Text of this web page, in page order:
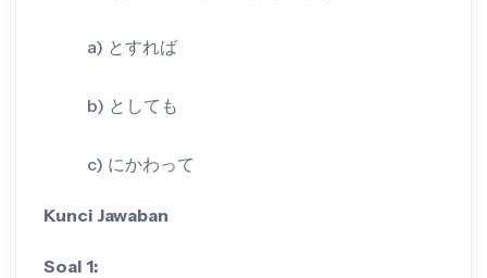
a) とすれば
b) としても
c) にかわって
Kunci Jawaban
Soal 1: